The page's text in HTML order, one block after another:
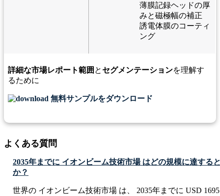
薄膜記録ヘッドの厚
みと磁極幅の補正
誘電体膜のコーティ
ング
詳細な市場レポート範囲 と セグメンテーションを理解す
るために
無料サンプルをダウンロード
よくある質問
2035年までに イオンビーム技術市場 はどの規模に達する
か？
世界の イオンビーム技術市場 は、 2035年までに USD